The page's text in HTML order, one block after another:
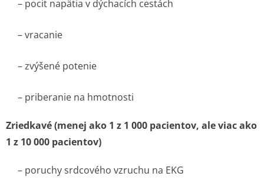
– pocit napätia v dýchacích cestách
– vracanie
– zvýšené potenie
– priberanie na hmotnosti
Zriedkavé (menej ako 1 z 1 000 paci­entov, ale viac ako
1 z 10 000 pa­cientov)
– poruchy srdcového vzruchu na EKG